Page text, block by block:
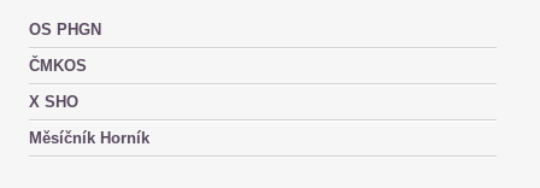
OS PHGN
ČMKOS
X SHO
Měsíčník Horník